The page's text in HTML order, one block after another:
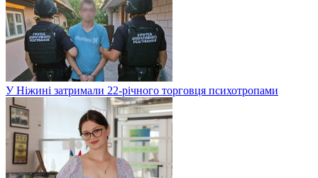
У Ніжині затримали 22-річного торговця психотропами